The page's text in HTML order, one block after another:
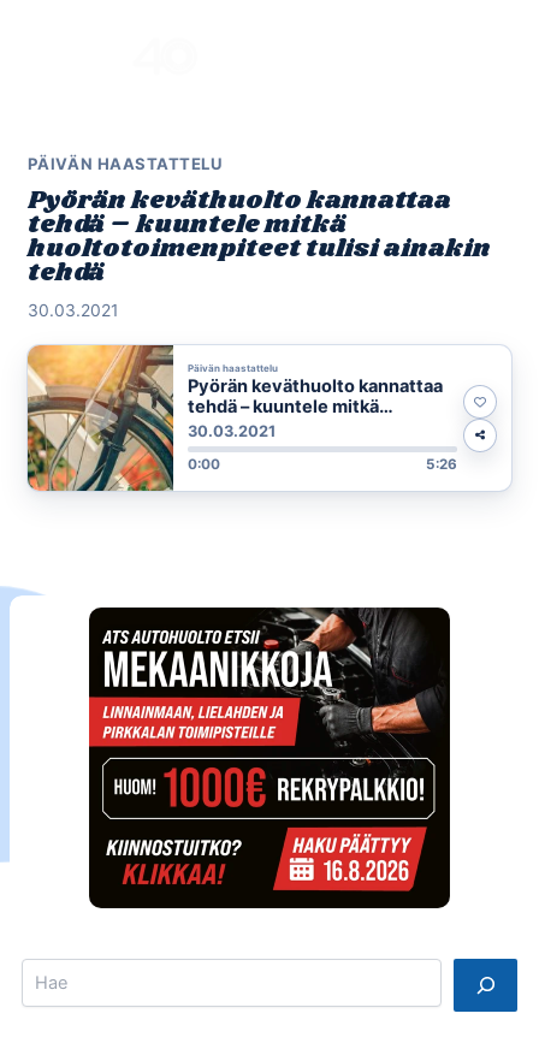
PÄIVÄN HAASTATTELU
Pyörän keväthuolto kannattaa
tehdä – kuuntele mitkä
huoltotoimenpiteet tulisi ainakin
tehdä
30.03.2021
Päivän haastattelu
Pyörän keväthuolto kannattaa
tehdä – kuuntele mitkä
huoltotoimenpiteet tulisi
ainakin tehdä
30.03.2021
0:00 5:26
Search